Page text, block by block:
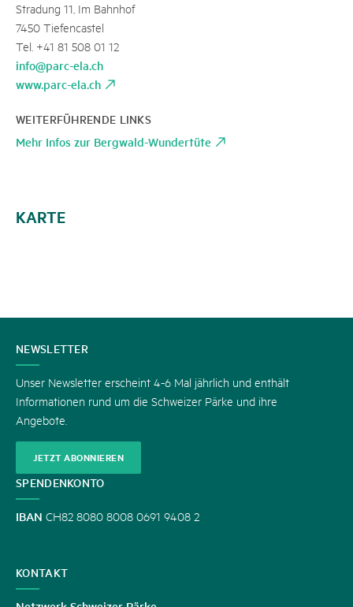
Stradung 11, Im Bahnhof
7450 Tiefencastel
Tel. +41 81 508 01 12
info@parc-ela.ch
www.parc-ela.ch
WEITERFÜHRENDE LINKS
Mehr Infos zur Bergwald-Wundertüte
KARTE
KONTAKT
NEWSLETTER
Unser Newsletter erscheint 4-6 Mal jährlich und enthält
Informationen rund um die Schweizer Pärke und ihre
Angebote.
JETZT ABONNIEREN
SPENDENKONTO
IBAN CH82 8080 8008 0691 9408 2
KONTAKT